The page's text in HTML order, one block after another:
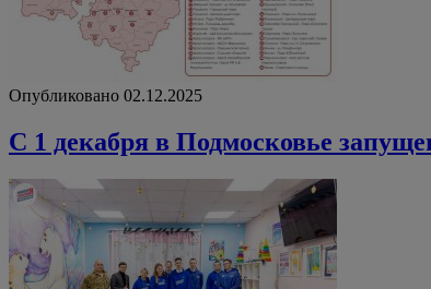
Опубликовано 02.12.2025
С 1 декабря в Подмосковье